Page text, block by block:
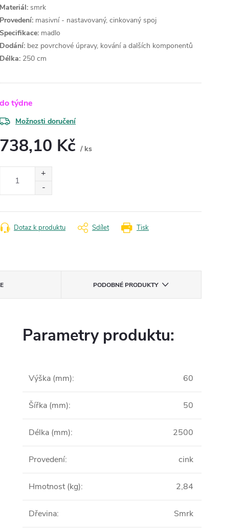
Materiál: smrk
Provedení: masivní - nastavovaný, cinkovaný spoj
Specifikace: madlo
Dodání: bez povrchové úpravy, kování a dalších komponentů
Délka: 250 cm
do týdne
Možnosti doručení
738,10 Kč / ks
Tisk
Dotaz k produktu Sdílet
PODOBNÉ PRODUKTY
Parametry produktu:
Výška (mm): 60
Šířka (mm): 50
Délka (mm): 2500
Provedení: cink
Hmotnost (kg): 2,84
Dřevina: Smrk